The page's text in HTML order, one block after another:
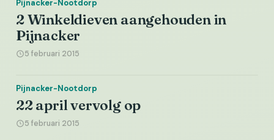
Pijnacker-Nootdorp
2 Winkeldieven aangehouden in
Pijnacker
5 februari 2015
Pijnacker-Nootdorp
22 april vervolg op
5 februari 2015